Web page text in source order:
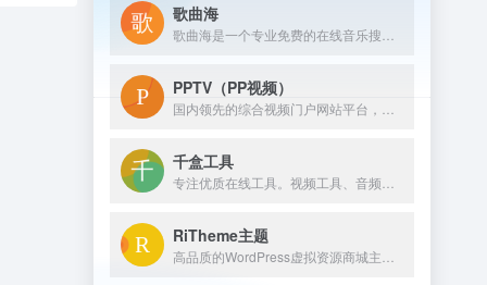
歌曲海
PPTV（PP视频）
千盒工具
RiTheme主题